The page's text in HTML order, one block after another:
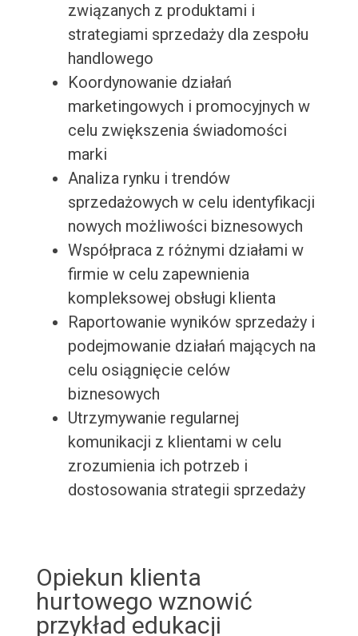
związanych z produktami i
strategiami sprzedaży dla zespołu
handlowego
Koordynowanie działań
marketingowych i promocyjnych w
celu zwiększenia świadomości
marki
Analiza rynku i trendów
sprzedażowych w celu identyfikacji
nowych możliwości biznesowych
Współpraca z różnymi działami w
firmie w celu zapewnienia
kompleksowej obsługi klienta
Raportowanie wyników sprzedaży i
podejmowanie działań mających na
celu osiągnięcie celów
biznesowych
Utrzymywanie regularnej
komunikacji z klientami w celu
zrozumienia ich potrzeb i
dostosowania strategii sprzedaży
Opiekun klienta
hurtowego wznowić
przykład edukacji